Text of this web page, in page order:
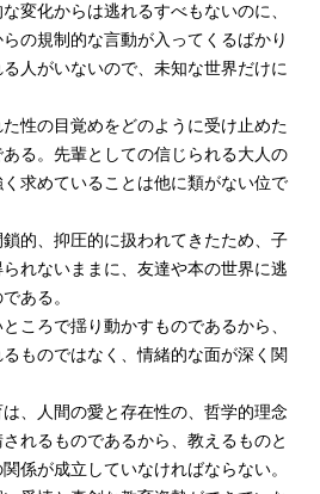
変化からは逃れるすべもないのに、
の規制的な言動が入ってくるばかり
人がいないので、未知な世界だけに
性の目覚めをどのように受け止めた
る。先輩としての信じられる大人の
求めていることは他に類がない位で
的、抑圧的に扱われてきたため、子
れないままに、友達や本の世界に逃
ある。
ころで揺り動かすものであるから、
ものではなく、情緒的な面が深く関
、人間の愛と存在性の、哲学的理念
れるものであるから、教えるものと
係が成立していなければならない。